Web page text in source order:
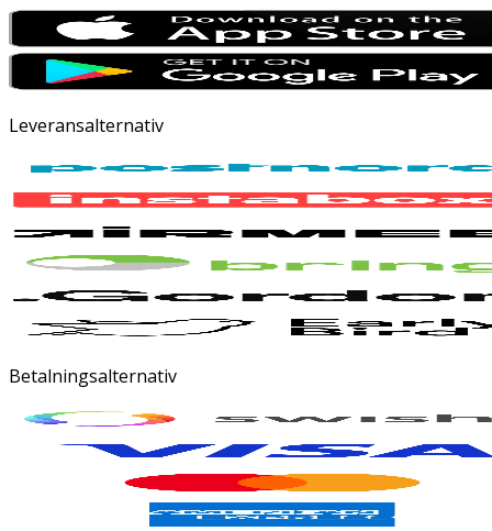
Leveransalternativ
Betalningsalternativ